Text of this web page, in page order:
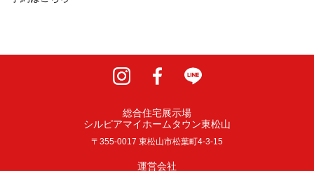
総合住宅展示場
シルピアマイホームタウン東松山
〒355-0017 東松山市松葉町4-3-15
運営会社